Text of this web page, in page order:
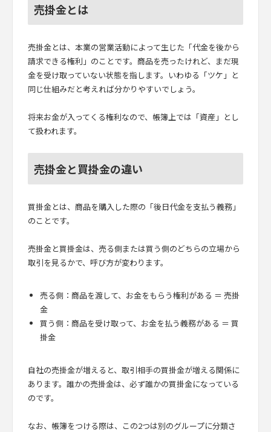
売掛金とは
売掛金とは、本業の営業活動によって生じた「代金を後から
請求できる権利」のことです。商品を売ったけれど、まだ現
金を受け取っていない状態を指します。いわゆる「ツケ」と
同じ仕組みだと考えれば分かりやすいでしょう。
将来お金が入ってくる権利なので、帳簿上では「資産」とし
て扱われます。
売掛金と買掛金の違い
買掛金とは、商品を購入した際の「後日代金を支払う義務」
のことです。
売掛金と買掛金は、売る側または買う側のどちらの立場から
取引を見るかで、呼び方が変わります。
売る側：商品を渡して、お金をもらう権利がある ＝ 売掛
金
買う側：商品を受け取って、お金を払う義務がある ＝ 買
掛金
自社の売掛金が増えると、取引相手の買掛金が増える関係に
あります。誰かの売掛金は、必ず誰かの買掛金になっている
のです。
なお、帳簿をつける際は、この2つは別のグループに分類さ